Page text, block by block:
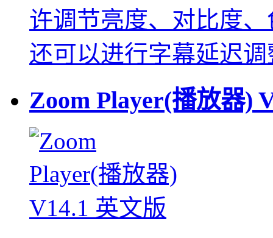
许调节亮度、对比度
还可以进行字幕延迟
Zoom Player(播放器)